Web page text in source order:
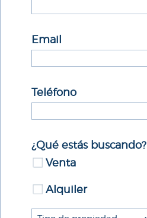
Email
Teléfono
¿Qué estás buscando?
Venta
Alquiler